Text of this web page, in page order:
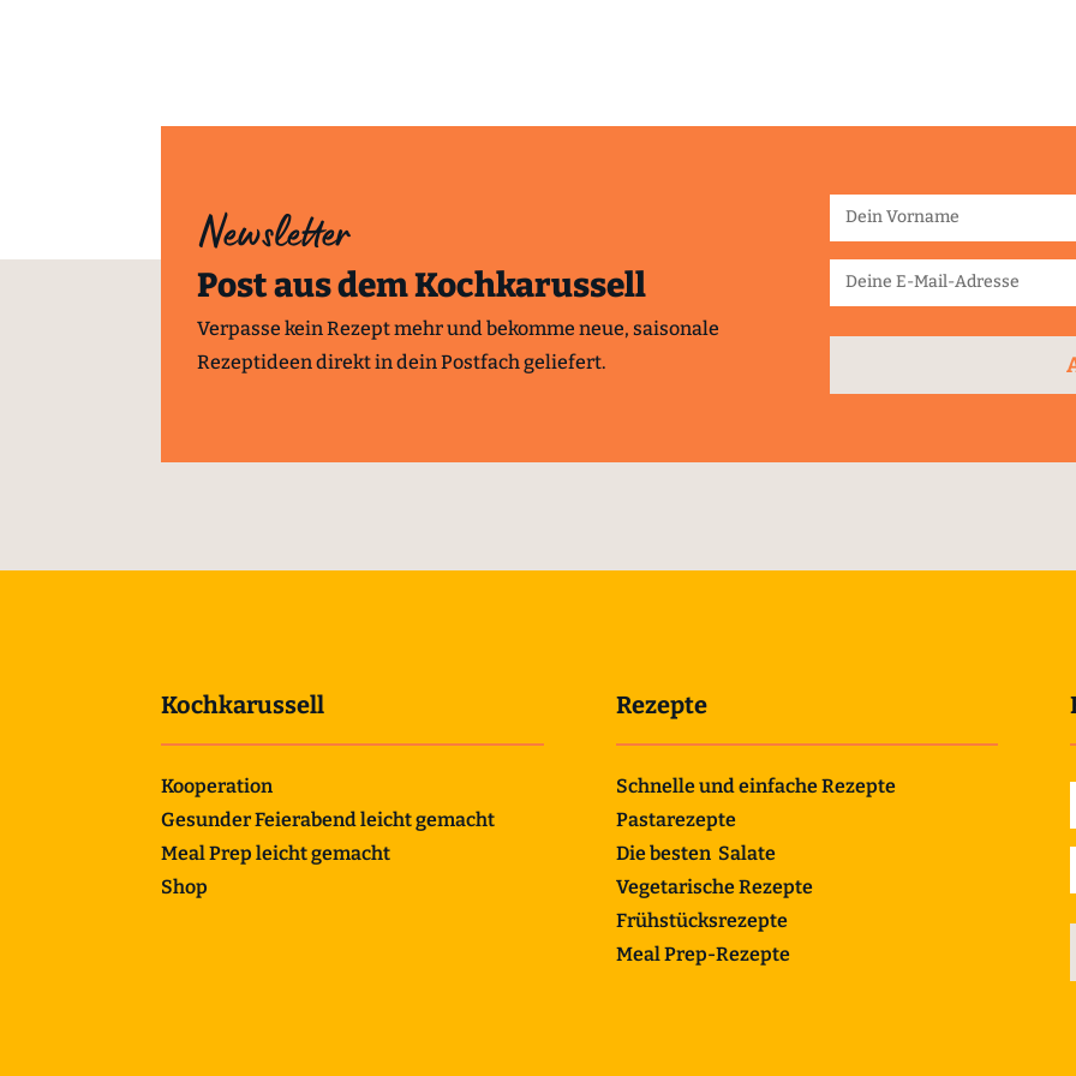
Newsletter
Post aus dem Kochkarussell
Verpasse kein Rezept mehr und bekomme neue, saisonale
Rezeptideen direkt in dein Postfach geliefert.
Kochkarussell
Kooperation
Gesunder Feierabend leicht gemacht
Meal Prep leicht gemacht
Shop
Rezepte
Schnelle und einfache Rezepte
Pastarezepte
Die besten Salate
Vegetarische Rezepte
Frühstücksrezepte
Meal Prep-Rezepte